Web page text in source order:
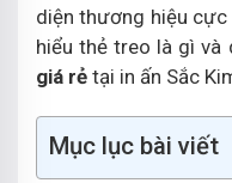
diện thương hiệu cực
hiểu thẻ treo là gì và
giá rẻ tại in ấn Sắc
Mục lục bài viết